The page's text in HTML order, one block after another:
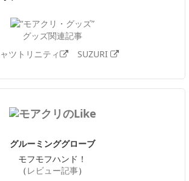
グッズ関連記事
ツトリニティ
SUZURI
グルーミンググローブ
モフモフハンド！
（ レビュー記事）